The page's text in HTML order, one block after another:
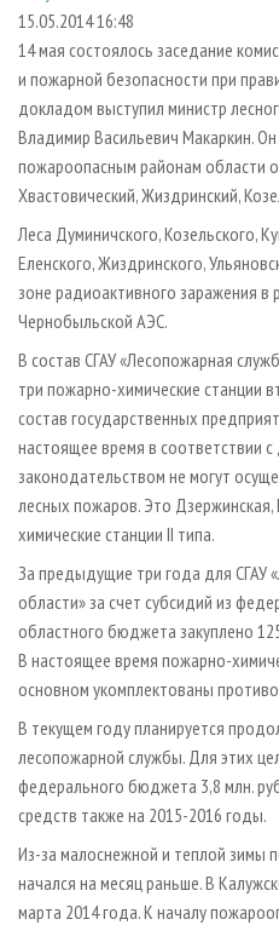
СУШКА ДРЕВЕСИНЫ
ПРОИЗВОДСТВО
ДЕРЕВЯННОЕ ДОМОСТРОЕНИЕ
ПРОИЗВОДСТВО МЕБЕЛИ
БИОЭНЕРГЕТИКА
ИНСТРУМЕНТ И МАТЕРИАЛЫ
ПЕРСОНЫ
МОБИЛЬНЫЕ ВЫСТАВКИ
ОФИЦИАЛЬНЫЕ ДЕЛЕГАЦИИ
ПРИОРИТЕТНЫЕ
RUSSIAN FORESTRY REVIEW
БИБЛИОТЕКА СПЕЦИАЛИСТА
КОНТАКТЫ
РЕКЛАМА
РЕКЛАМА НА САЙТЕ
15.05.2014 16:48
14 мая состоялось заседание
и пожарной безопасности при
докладом выступил министр
Владимир Васильевич Макаркин.
пожароопасным районам области
Хвастовический, Жиздринский,
Леса Думиничского, Козельского,
Еленского, Жиздринского,
зоне радиоактивного заражения в
Чернобыльской АЭС.
В состав СГАУ «Лесопожарная
три пожарно-химические станции
состав государственных
настоящее время в соответствии
законодательством не могут
лесных пожаров. Это
химические станции II типа.
За предыдущие три года для СГАУ
области» за счет субсидий из
областного бюджета закуплено
В настоящее время пожарно-
основном укомплектованы
В текущем году планируется
лесопожарной службы. Для этих
федерального бюджета 3,8 млн.
средств также на 2015-2016 годы.
Из-за малоснежной и теплой зимы
начался на месяц раньше. В
марта 2014 года. К началу